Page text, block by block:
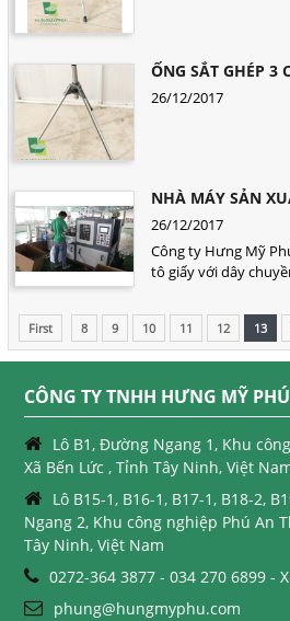
ỐNG SẮT GHÉP 3
26/12/2017
NHÀ MÁY SẢN
26/12/2017
Công ty Hưng Mỹ
tô giấy với dây
First 8 9 10 11 12 13
CÔNG TY TNHH HƯNG MỸ PHÚ
Lô B1, Đường Ngang 1, Khu
Xã Bến Lức , Tỉnh Tây Ninh, Việt
Lô B15-1, B16-1, B17-1, B18-2,
Ngang 2, Khu công nghiệp Phú An
Tây Ninh, Việt Nam
0272-364 3877 - 034 270 6899 -
phung@hungmyphu.com